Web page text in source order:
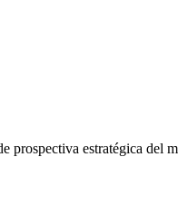
prospectiva estratégica del